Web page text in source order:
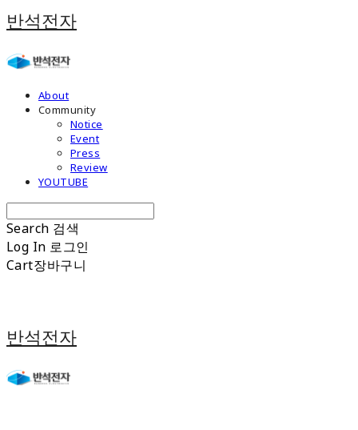
반석전자
About
Community
Notice
Event
Press
Review
YOUTUBE
Search 검색
Log In 로그인
Cart장바구니
반석전자